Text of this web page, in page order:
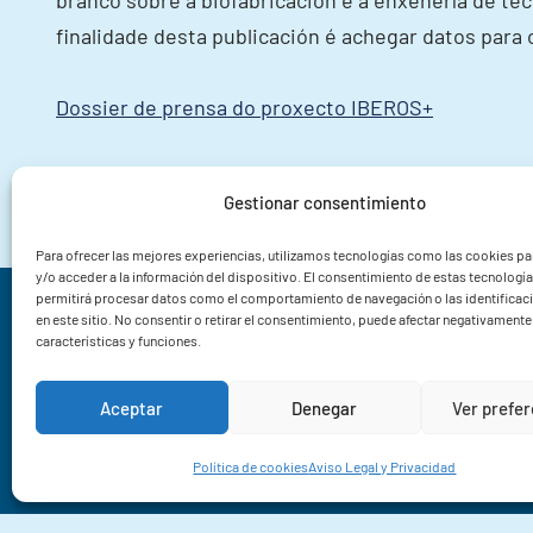
Gestionar consentimiento
Para ofrecer las mejores experiencias, utilizamos tecnologías como las cookies
y/o acceder a la información del dispositivo. El consentimiento de estas
permitirá procesar datos como el comportamiento de navegación o las
en este sitio. No consentir o retirar el consentimiento, puede afectar
características y funciones.
Aceptar Denegar Ver
Política de cookiesAviso Legal y Privacidad
finalidade desta publicación é achegar datos
Dossier de prensa do proxecto IBEROS+
Instituto de Investigacións Mariñas CSIC
Rua Eduardo Cabello 6
36208 Vigo
Pontevedra
+34 986 23 19 30